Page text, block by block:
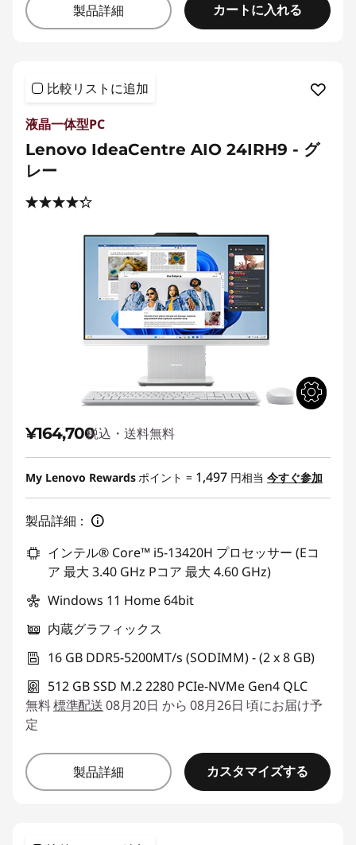
製品詳細 カートに入れる
比較リストに追加
液晶一体型PC
Lenovo IdeaCentre AIO 24IRH9 - グ
レー
¥164,700税込・送料無料
My Lenovo Rewards ポイント = 1,497 円相当 今すぐ参加
製品詳細：
インテル® Core™ i5-13420H プロセッサー (Eコ
ア 最大 3.40 GHz Pコア 最大 4.60 GHz)
Windows 11 Home 64bit
内蔵グラフィックス
16 GB DDR5-5200MT/s (SODIMM) - (2 x 8 GB)
512 GB SSD M.2 2280 PCIe-NVMe Gen4 QLC
無料標準配送08月20日 から 08月26日 頃にお届け予
定
製品詳細 カスタマイズする